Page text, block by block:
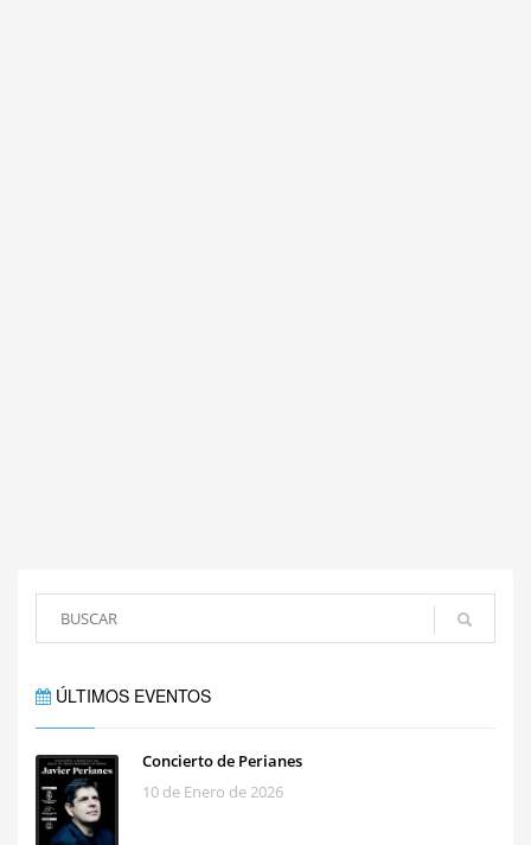
ÚLTIMOS EVENTOS
Concierto de Perianes
10 de Enero de 2026